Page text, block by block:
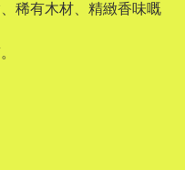
稀有木材、精緻香味嘅